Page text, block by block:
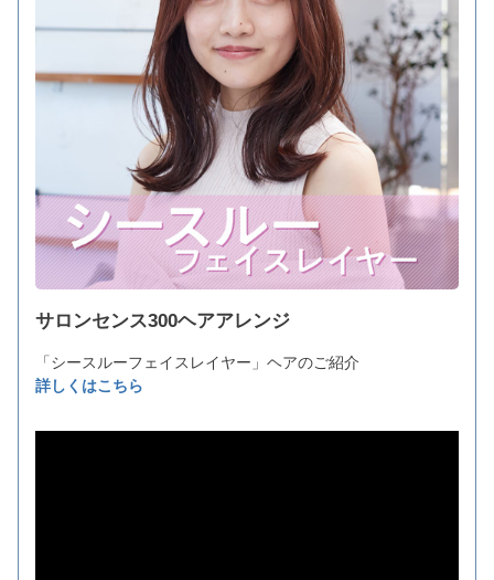
サロンセンス300ヘアアレンジ
「シースルーフェイスレイヤー」ヘアのご紹介
詳しくはこちら